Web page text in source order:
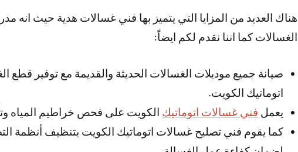
هناك العديد من المزايا التي يتميز بها فني غسالات هدية حيث
الغسالات كما اننا نقدم لكم ايضاً:
صيانة جميع موديلات الغسالات الحديثة والقديمة مع توفير قطع
اتوماتيك الكويت.
يعمل فني غسالات اتوماتيك الكويت على فحص خراطيم المياه
كما يقوم فني تصليح غسالات اتوماتيك الكويت بتنظيف أنظمة